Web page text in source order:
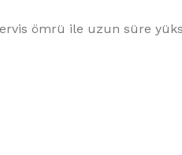
ömrü ile uzun süre